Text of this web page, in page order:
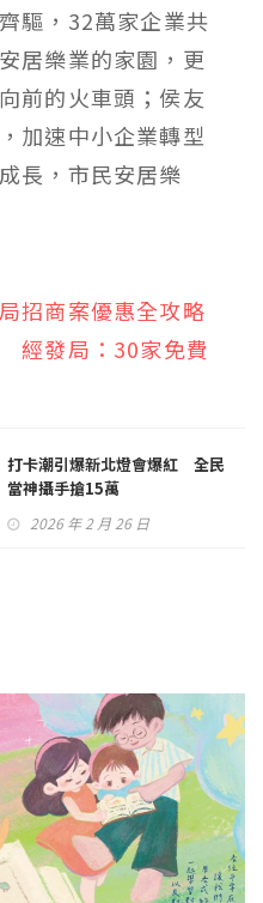
驅，32萬家企業共
居樂業的家園，更
前的火車頭；侯友
加速中小企業轉型
長，市民安居樂
招商案優惠全攻略
經發局：30家免費
打卡潮引爆新北燈會爆紅 全民
當神攝手搶15萬
2026 年 2 月 26 日